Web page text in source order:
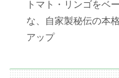
トマト・リンゴをベ
な、自家製秘伝の本
アップ